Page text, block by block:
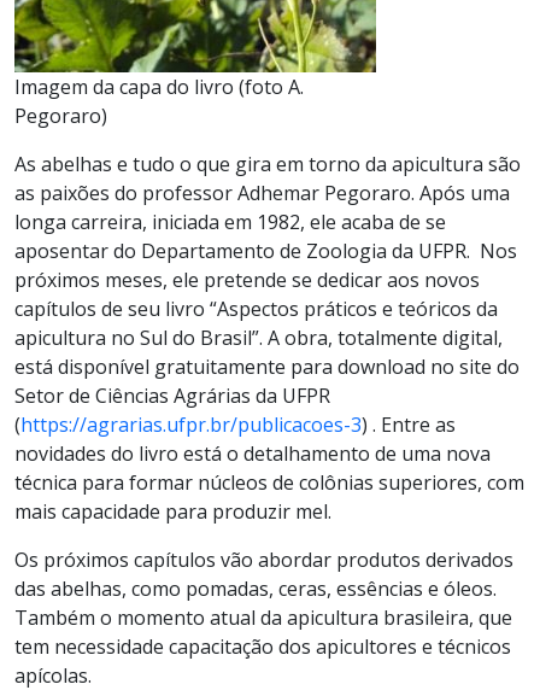
Imagem da capa do livro (foto A.
Pegoraro)
As abelhas e tudo o que gira em torno da apicultura são
as paixões do professor Adhemar Pegoraro. Após uma
longa carreira, iniciada em 1982, ele acaba de se
aposentar do Departamento de Zoologia da UFPR. Nos
próximos meses, ele pretende se dedicar aos novos
capítulos de seu livro “Aspectos práticos e teóricos da
apicultura no Sul do Brasil”. A obra, totalmente digital,
está disponível gratuitamente para download no site do
Setor de Ciências Agrárias da UFPR
(https://agrarias.ufpr.br/publicacoes-3) . Entre as
novidades do livro está o detalhamento de uma nova
técnica para formar núcleos de colônias superiores, com
mais capacidade para produzir mel.
Os próximos capítulos vão abordar produtos derivados
das abelhas, como pomadas, ceras, essências e óleos.
Também o momento atual da apicultura brasileira, que
tem necessidade capacitação dos apicultores e técnicos
apícolas.